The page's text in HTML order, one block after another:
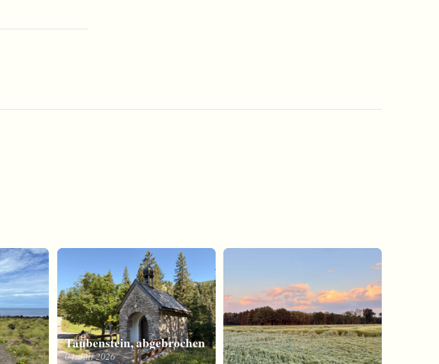
Taubenstein, abgebrochen
04. Juli 2026